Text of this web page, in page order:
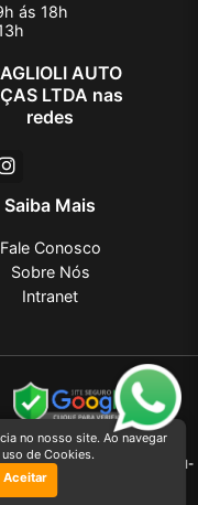
ás 18h
AUTO
LTDA nas
redes
Saiba Mais
Fale Conosco
Sobre Nós
Intranet
BYVAAPT
no CNPJ27.381.736/0001-
no nosso site. Ao navegar
de Cookies.
Aceitar